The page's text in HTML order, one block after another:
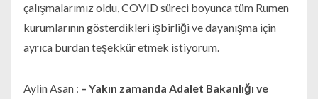
çalışmalarımız oldu, COVID süreci boyunca tüm Rumen
kurumlarının gösterdikleri işbirliği ve dayanışma için
ayrıca burdan teşekkür etmek istiyorum.
Aylin Asan : – Yakın zamanda Adalet Bakanlığı ve